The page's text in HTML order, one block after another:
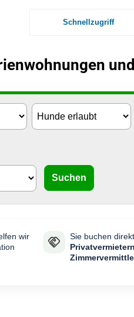
Schnellzugriff
wir
Sie buchen
Privatvermietern